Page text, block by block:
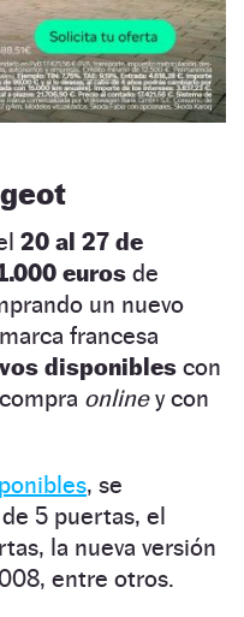
20 al 27 de
euros de
un nuevo
francesa
disponibles con
onliney con
, se
de 5 puertas, el
la nueva versión
entre otros.